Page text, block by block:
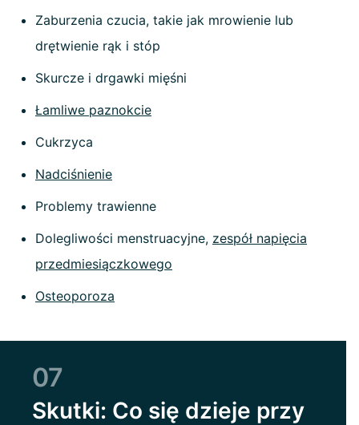
Zaburzenia czucia, takie jak mrowienie lub
drętwienie rąk i stóp
Skurcze i drgawki mięśni
Łamliwe paznokcie
Cukrzyca
Nadciśnienie
Problemy trawienne
Dolegliwości menstruacyjne, zespół napięcia
przedmiesiączkowego
Osteoporoza
07
Skutki: Co się dzieje przy